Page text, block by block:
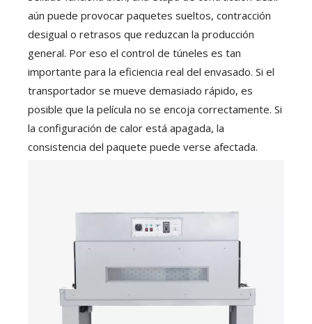
aún puede provocar paquetes sueltos, contracción
desigual o retrasos que reduzcan la producción
general. Por eso el control de túneles es tan
importante para la eficiencia real del envasado. Si el
transportador se mueve demasiado rápido, es
posible que la película no se encoja correctamente. Si
la configuración de calor está apagada, la
consistencia del paquete puede verse afectada.